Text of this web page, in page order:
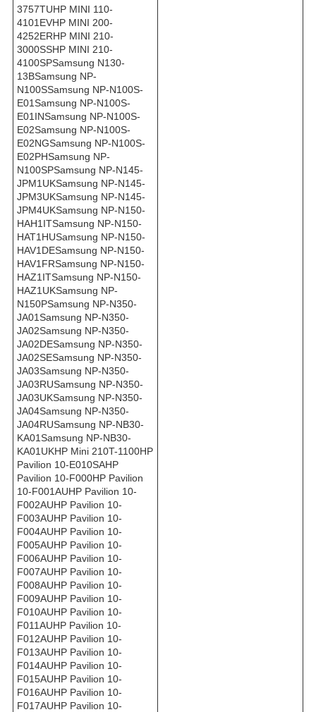
3757TUHP MINI 110-
4101EVHP MINI 200-
4252ERHP MINI 210-
3000SSHP MINI 210-
4100SPSamsung N130-
13BSamsung NP-
N100SSamsung NP-N100S-
E01Samsung NP-N100S-
E01INSamsung NP-N100S-
E02Samsung NP-N100S-
E02NGSamsung NP-N100S-
E02PHSamsung NP-
N100SPSamsung NP-N145-
JPM1UKSamsung NP-N145-
JPM3UKSamsung NP-N145-
JPM4UKSamsung NP-N150-
HAH1ITSamsung NP-N150-
HAT1HUSamsung NP-N150-
HAV1DESamsung NP-N150-
HAV1FRSamsung NP-N150-
HAZ1ITSamsung NP-N150-
HAZ1UKSamsung NP-
N150PSamsung NP-N350-
JA01Samsung NP-N350-
JA02Samsung NP-N350-
JA02DESamsung NP-N350-
JA02SESamsung NP-N350-
JA03Samsung NP-N350-
JA03RUSamsung NP-N350-
JA03UKSamsung NP-N350-
JA04Samsung NP-N350-
JA04RUSamsung NP-NB30-
KA01Samsung NP-NB30-
KA01UKHP Mini 210T-1100HP
Pavilion 10-E010SAHP
Pavilion 10-F000HP Pavilion
10-F001AUHP Pavilion 10-
F002AUHP Pavilion 10-
F003AUHP Pavilion 10-
F004AUHP Pavilion 10-
F005AUHP Pavilion 10-
F006AUHP Pavilion 10-
F007AUHP Pavilion 10-
F008AUHP Pavilion 10-
F009AUHP Pavilion 10-
F010AUHP Pavilion 10-
F011AUHP Pavilion 10-
F012AUHP Pavilion 10-
F013AUHP Pavilion 10-
F014AUHP Pavilion 10-
F015AUHP Pavilion 10-
F016AUHP Pavilion 10-
F017AUHP Pavilion 10-